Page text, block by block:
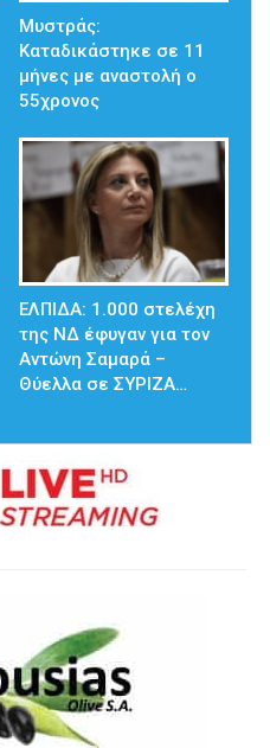
Μυστράς:
Καταδικάστηκε σε 11
μήνες με αναστολή ο
55χρονος
ΕΛΠΙΔΑ: 1.000 στελέχη
της ΝΔ έφυγαν για τον
Αντώνη Σαμαρά –
Θύελλα σε ΣΥΡΙΖΑ…